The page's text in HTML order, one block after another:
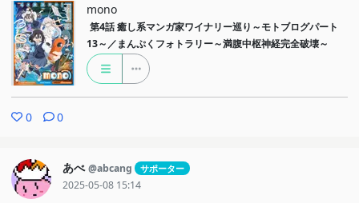
mono
第4話 癒し系マンガ家ワイナリー巡り～モトブログパート
13～／まんぷくフォトラリー～満腹中枢神経完全破壊～
0 0
あべ @abcang サポーター
2025-05-08 15:14